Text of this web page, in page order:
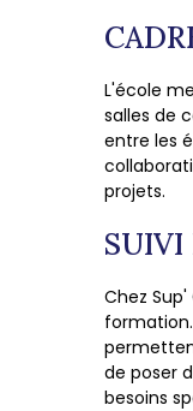
L'école
salles de
entre les
projets.
SUIVI
Chez
de poser
besoins